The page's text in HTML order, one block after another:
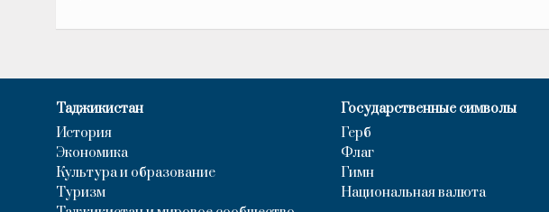
Таджикистан
История
Экономика
Культура и образование
Туризм
Государственные символы
Герб
Флаг
Гимн
Национальная валюта